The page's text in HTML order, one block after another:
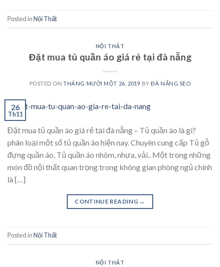
Posted inNội Thất
NỘI THẤT
Đặt mua tủ quần áo giá rẻ tại đà nẵng
POSTED ONTHÁNG MƯỜI MỘT 26, 2019 BYĐÀ NẴNG SEO
26
Th11
Đặt mua tủ quần áo giá rẻ tại đà nẵng – Tủ quần áo là gì?
phân loại một số tủ quần áo hiện nay. Chuyên cung cấp Tủ gỗ
đựng quần áo, Tủ quần áo nhôm, nhựa, vải.. Một trong những
món đồ nội thất quan trọng trong không gian phòng ngủ chính
là […]
CONTINUE READING →
Posted inNội Thất
NỘI THẤT